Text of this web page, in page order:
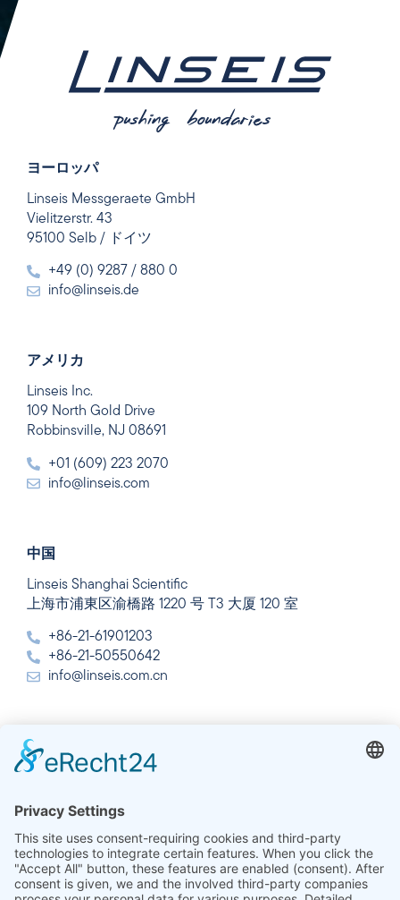
ヨーロッパ
Linseis Messgeraete GmbH
Vielitzerstr. 43
95100 Selb / ドイツ
+49 (0) 9287 / 880 0
info@linseis.de
アメリカ
Linseis Inc.
109 North Gold Drive
Robbinsville, NJ 08691
+01 (609) 223 2070
info@linseis.com
中国
Linseis Shanghai Scientific
上海市浦東区渝橋路 1220 号 T3 大厦 120 室
+86-21-61901203
+86-21-50550642
info@linseis.com.cn
インド
Sector 23, Dwarka, 110077 New Delhi
+91-11-42883851
sales@linseis.in